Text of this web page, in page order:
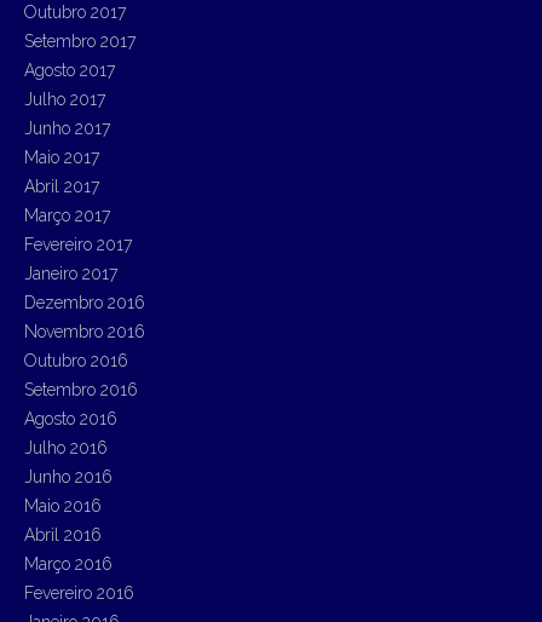
Outubro 2017
Setembro 2017
Agosto 2017
Julho 2017
Junho 2017
Maio 2017
Abril 2017
Março 2017
Fevereiro 2017
Janeiro 2017
Dezembro 2016
Novembro 2016
Outubro 2016
Setembro 2016
Agosto 2016
Julho 2016
Junho 2016
Maio 2016
Abril 2016
Março 2016
Fevereiro 2016